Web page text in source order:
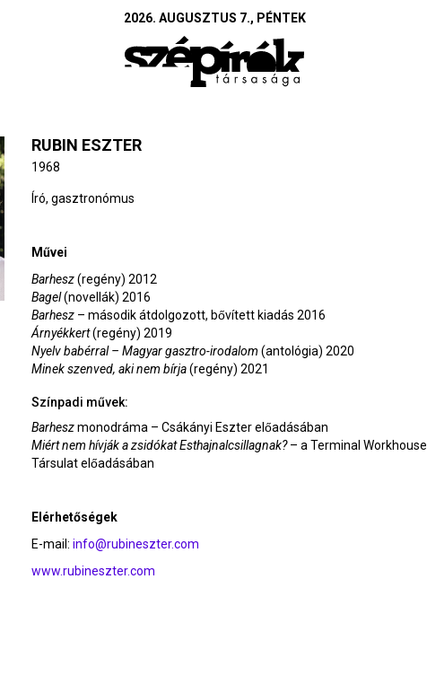
2026. AUGUSZTUS 7., PÉNTEK
RUBIN ESZTER
1968
Író, gasztronómus
Művei
Barhesz(regény) 2012
Bagel(novellák) 2016
Barhesz– második átdolgozott, bővített kiadás 2016
Árnyékkert(regény) 2019
Nyelv babérral – Magyar gasztro-irodalom (antológia) 2020
Minek szenved, aki nem bírja(regény) 2021
Színpadi művek:
Barheszmonodráma – Csákányi Eszter előadásában
Miért nem hívják a zsidókat Esthajnalcsillagnak?– a Terminal Workhouse
Társulat előadásában
Elérhetőségek
E-mail: info@rubineszter.com
www.rubineszter.com